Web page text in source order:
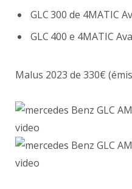
GLC 300 de 4MATIC
GLC 400 e 4MATIC
Malus 2023 de 330€